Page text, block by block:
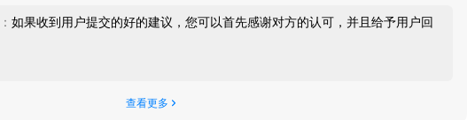
： 如果收到用户提交的好的建议，您可以首先感谢对方的认可，并且给予用户回
查看更多